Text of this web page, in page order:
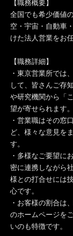
【職務概要】
全国でも希少価値
空・宇宙・自動車
けた法人営業をお
【職務詳細】
・東京営業所では
して、皆さんご存
や研究機関から「
望が寄せられます。
・営業職はその窓
ど、様々な意見を
す。
・多様なご要望に
密に連携しながら
様との打合せには
心です。
・お客様の割合は
のホームページを
いのも特徴です。